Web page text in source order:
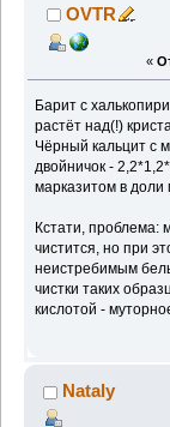
OVTR
«
Барит с
растёт над(!)
Чёрный кальцит с
двойничок -
марказитом в доли
Кстати, проблема:
чистится, но при
неистребимым
чистки таких
кислотой -
Nataly